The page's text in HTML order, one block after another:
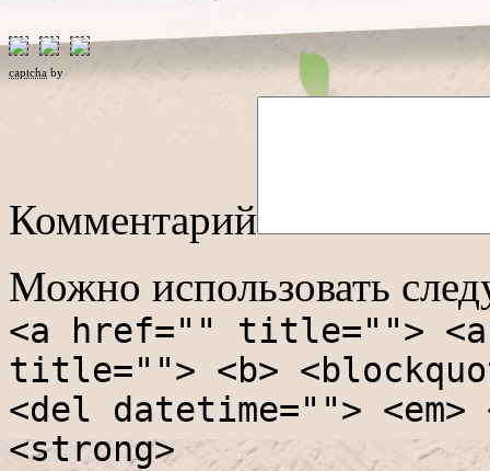
captcha by
Комментарий
Можно использовать
<a href="" title="">
title=""> <b>
<del datetime="">
<strong>